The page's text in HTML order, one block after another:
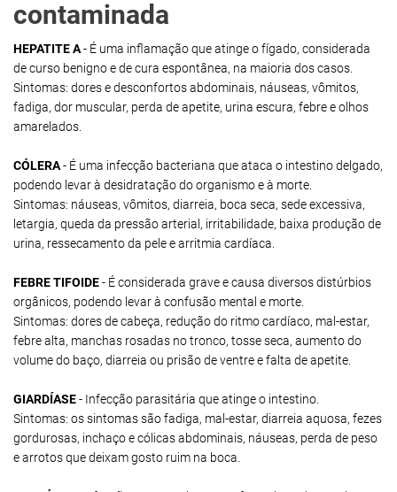
contaminada
HEPATITE A- É uma inflamação que atinge o fígado, considerada
de curso benigno e de cura espontânea, na maioria dos casos.
Sintomas: dores e desconfortos abdominais, náuseas, vômitos,
fadiga, dor muscular, perda de apetite, urina escura, febre e olhos
amarelados.
CÓLERA- É uma infecção bacteriana que ataca o intestino delgado,
podendo levar à desidratação do organismo e à morte.
Sintomas: náuseas, vômitos, diarreia, boca seca, sede excessiva,
letargia, queda da pressão arterial, irritabilidade, baixa produção de
urina, ressecamento da pele e arritmia cardíaca.
FEBRE TIFOIDE- É considerada grave e causa diversos distúrbios
orgânicos, podendo levar à confusão mental e morte.
Sintomas: dores de cabeça, redução do ritmo cardíaco, mal-estar,
febre alta, manchas rosadas no tronco, tosse seca, aumento do
volume do baço, diarreia ou prisão de ventre e falta de apetite.
GIARDÍASE- Infecção parasitária que atinge o intestino.
Sintomas: os sintomas são fadiga, mal-estar, diarreia aquosa, fezes
gordurosas, inchaço e cólicas abdominais, náuseas, perda de peso
e arrotos que deixam gosto ruim na boca.